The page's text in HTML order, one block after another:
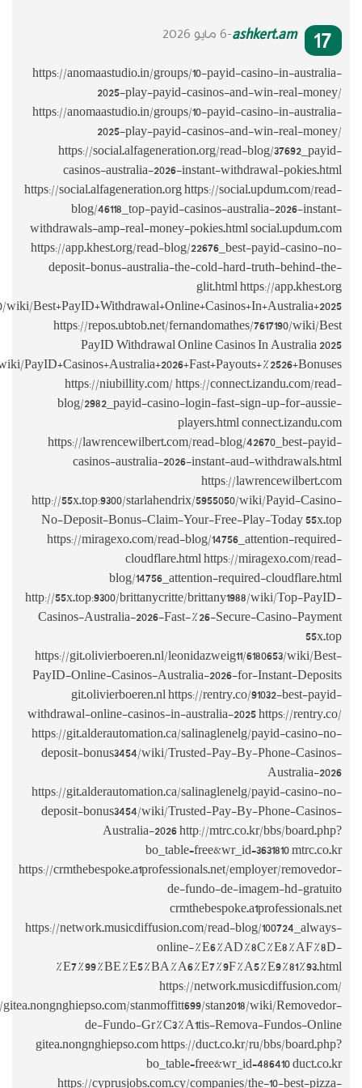
https://
https://
https://
https://
blog/
withdrawals-
https://
deposit-
https://repos.ubtob.net/fernandomathes/7617190/wiki/
https://
https://niubillity.com:3000/uwelininger205/8993474/wiki/
blog/
https://
http://
No-
https://
http://
Casinos-
https://
PayID-
withdrawal-
https://
deposit-
https://
deposit-
https://
https://
https://